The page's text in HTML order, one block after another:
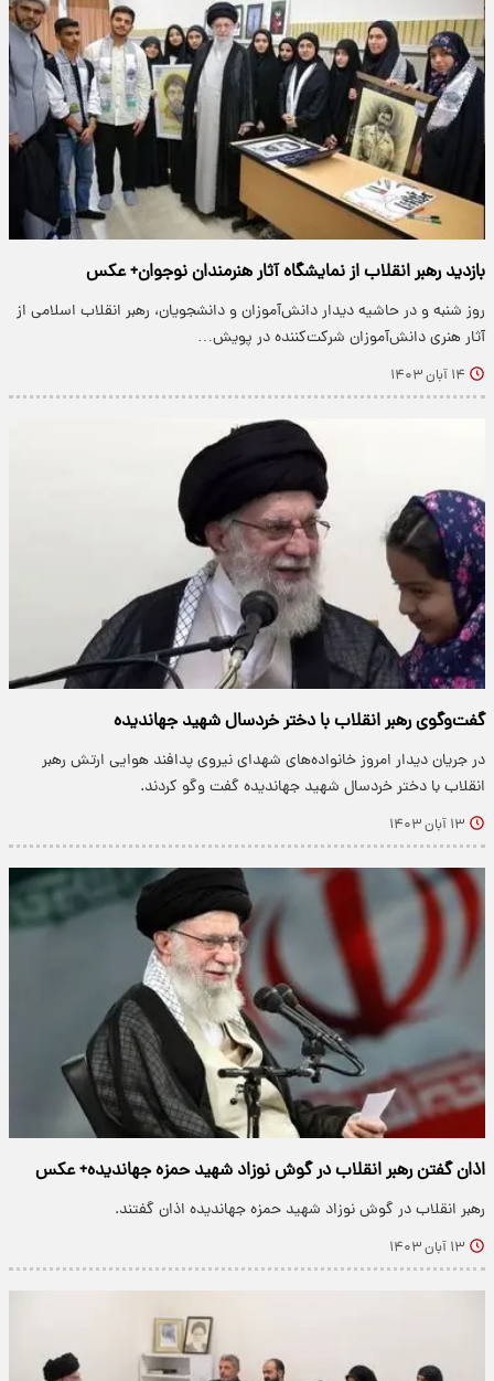
بازدید رهبر انقلاب از نمایشگاه آثار هنرمندان نوجوان+ عکس
روز شنبه و در حاشیه دیدار دانش‌آموزان و دانشجویان، رهبر انقلاب اسلامی از
آثار هنری دانش‌آموزان شرکت‌کننده در پویش…
۱۴ آبان ۱۴۰۳
گفت‌وگوی رهبر انقلاب با دختر خردسال شهید جهاندیده
در جریان دیدار امروز خانواده‌های شهدای نیروی پدافند هوایی ارتش رهبر
انقلاب با دختر خردسال شهید جهاندیده گفت وگو کردند.
۱۳ آبان ۱۴۰۳
اذان گفتن رهبر انقلاب در گوش نوزاد شهید حمزه جهاندیده+ عکس
رهبر انقلاب در گوش نوزاد شهید حمزه جهاندیده اذان گفتند.
۱۳ آبان ۱۴۰۳